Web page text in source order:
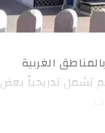
أحياناً كثيفة بالمناطق الغربية
تشمل تدريجياً بعض